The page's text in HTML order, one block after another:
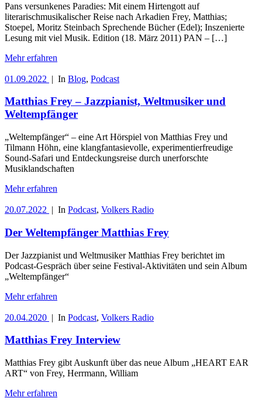
Pans versunkenes Paradies: Mit einem Hirtengott auf
literarischmusikalischer Reise nach Arkadien Frey, Matthias;
Stoepel, Moritz Steinbach Sprechende Bücher (Edel); Inszenierte
Lesung mit viel Musik. Edition (18. März 2011) PAN – […]
Mehr erfahren
01.09.2022 | In Blog, Podcast
Matthias Frey – Jazzpianist, Weltmusiker und
Weltempfänger
„Weltempfänger“ – eine Art Hörspiel von Matthias Frey und
Tilmann Höhn, eine klangfantasievolle, experimentierfreudige
Sound-Safari und Entdeckungsreise durch unerforschte
Musiklandschaften
Mehr erfahren
20.07.2022 | In Podcast, Volkers Radio
Der Weltempfänger Matthias Frey
Der Jazzpianist und Weltmusiker Matthias Frey berichtet im
Podcast-Gespräch über seine Festival-Aktivitäten und sein Album
„Weltempfänger“
Mehr erfahren
20.04.2020 | In Podcast, Volkers Radio
Matthias Frey Interview
Matthias Frey gibt Auskunft über das neue Album „HEART EAR
ART“ von Frey, Herrmann, William
Mehr erfahren